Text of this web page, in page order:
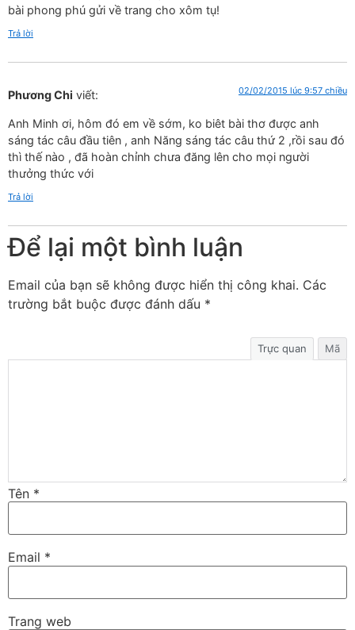
bài phong phú gửi về trang cho xôm tụ!
Trả lời
Phương Chi viết: 02/02/2015 lúc 9:57 chiều
Anh Minh ơi, hôm đó em về sớm, ko biêt bài thơ được anh
sáng tác câu đầu tiên , anh Năng sáng tác câu thứ 2 ,rồi sau đó
thì thế nào , đã hoàn chỉnh chưa đăng lên cho mọi người
thưởng thức với
Trả lời
Để lại một bình luận
Email của bạn sẽ không được hiển thị công khai. Các
trường bắt buộc được đánh dấu *
Trực quan Mã
Tên *
Email *
Trang web